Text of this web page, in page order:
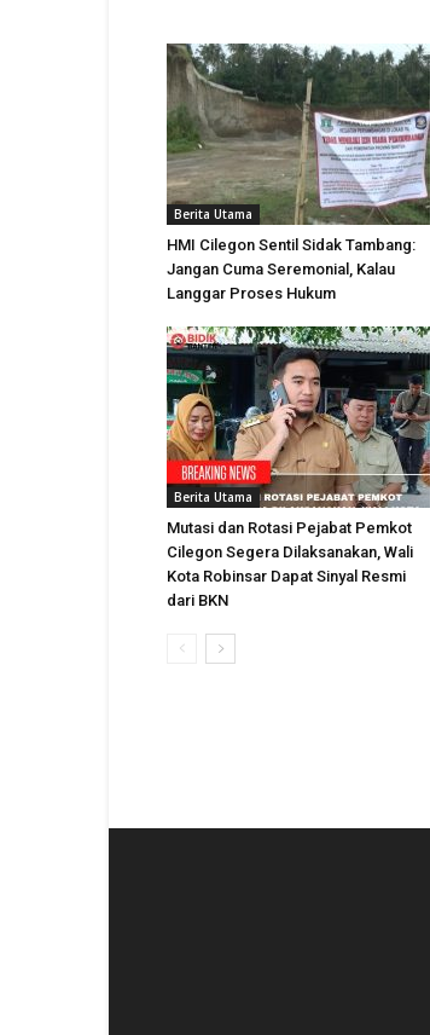
Berita Utama
HMI Cilegon Sentil Sidak Tambang:
Jangan Cuma Seremonial, Kalau
Langgar Proses Hukum
Berita Utama
Mutasi dan Rotasi Pejabat Pemkot
Cilegon Segera Dilaksanakan, Wali
Kota Robinsar Dapat Sinyal Resmi
dari BKN